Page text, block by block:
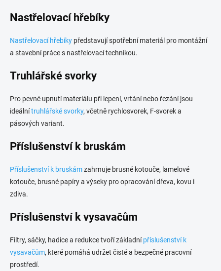
Nastřelovací hřebíky
Nastřelovací hřebíky představují spotřební materiál pro montážní
a stavební práce s nastřelovací technikou.
Truhlářské svorky
Pro pevné upnutí materiálu při lepení, vrtání nebo řezání jsou
ideálnítruhlářské svorky, včetně rychlosvorek, F-svorek a
pásových variant.
Příslušenství k bruskám
Příslušenství k bruskámzahrnuje brusné kotouče, lamelové
kotouče, brusné papíry a výseky pro opracování dřeva, kovu i
zdiva.
Příslušenství k vysavačům
Filtry, sáčky, hadice a redukce tvoří základnípříslušenství k
vysavačům, které pomáhá udržet čisté a bezpečné pracovní
prostředí.